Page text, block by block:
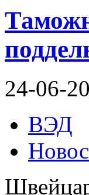
24-06-
ВЭД